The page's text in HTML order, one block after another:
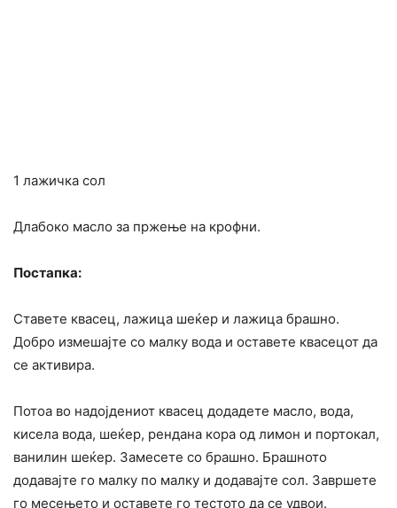
1 лажичка сол
Длабоко масло за пржење на крофни.
Постапка:
Ставете квасец, лажица шеќер и лажица брашно.
Добро измешајте со малку вода и оставете квасецот да
се активира.
Потоа во надојдениот квасец додадете масло, вода,
кисела вода, шеќер, рендана кора од лимон и портокал,
ванилин шеќер. Замесете со брашно. Брашното
додавајте го малку по малку и додавајте сол. Завршете
го месењето и оставете го тестото да се удвои.